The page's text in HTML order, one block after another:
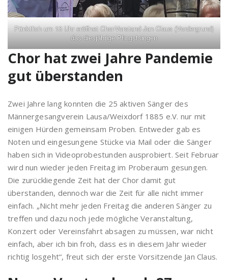
Pünktlich um 13 Uhr eröffnet Chor-Vorstand Jan Claus (Vordergrund)
das diesjährige Pfingstsingen
Chor hat zwei Jahre Pandemie
gut überstanden
Zwei Jahre lang konnten die 25 aktiven Sänger des
Männergesangverein Lausa/Weixdorf 1885 e.V. nur mit
einigen Hürden gemeinsam Proben. Entweder gab es
Noten und eingesungene Stücke via Mail oder die Sänger
haben sich in Videoprobestunden ausprobiert. Seit Februar
wird nun wieder jeden Freitag im Proberaum gesungen.
Die zurückliegende Zeit hat der Chor damit gut
überstanden, dennoch war die Zeit für alle nicht immer
einfach. „Nicht mehr jeden Freitag die anderen Sänger zu
treffen und dazu noch jede mögliche Veranstaltung,
Konzert oder Vereinsfahrt absagen zu müssen, war nicht
einfach, aber ich bin froh, dass es in diesem Jahr wieder
richtig losgeht“, freut sich der erste Vorsitzende Jan Claus.